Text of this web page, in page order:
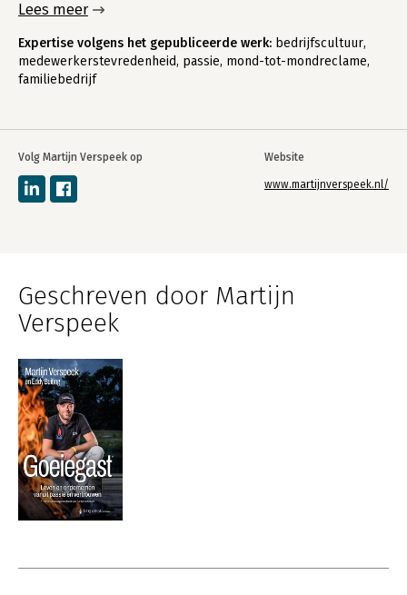
Volg Martijn Verspeek op Website
www.martijnverspeek.nl/
Lees meer
Expertise volgens het gepubliceerde werk: bedrijfscultuur,
medewerkerstevredenheid, passie, mond-tot-mondreclame,
familiebedrijf
Geschreven door Martijn
Verspeek